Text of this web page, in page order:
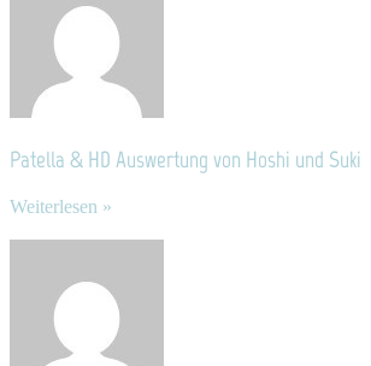
Patella & HD Auswertung von Hoshi und Suki
Weiterlesen »